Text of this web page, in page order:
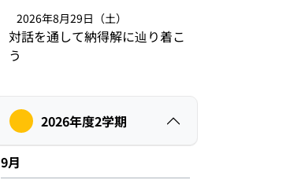
2026年8月29日（土）
対話を通して納得解に辿り着こ
う
2026年度2学期
9月